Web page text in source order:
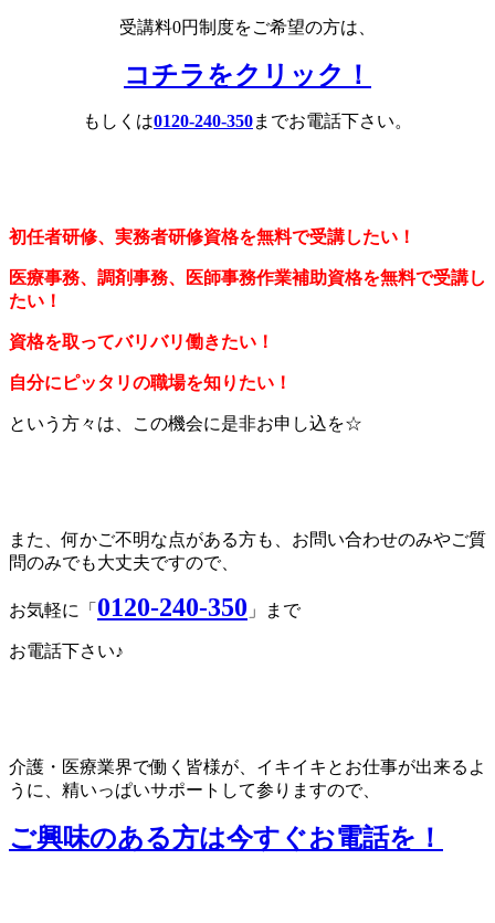
受講料0円制度をご希望の方は、
コチラをクリック！
もしくは0120-240-350までお電話下さい。
初任者研修、実務者研修資格を無料で受講したい！
医療事務、調剤事務、
医師事務作業補助資格を無料で受講し
たい！
資格を取ってバリバリ働きたい！
自分にピッタリの職場を知りたい！
という方々は、この機会に是非お申し込を☆
また、何かご不明な点がある方も、お問い合わせのみやご質
問のみでも大丈夫ですので、
お気軽に「 0120-240-350 」まで
お電話下さい♪
介護・医療業界で働く皆様が、イキイキとお仕事が出来るよ
うに、精いっぱいサポートして参りますので、
ご興味のある方は今すぐお電話を！